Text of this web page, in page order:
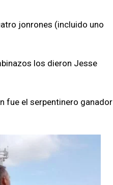
jonrones (incluido uno
los dieron Jesse
fue el serpentinero ganador